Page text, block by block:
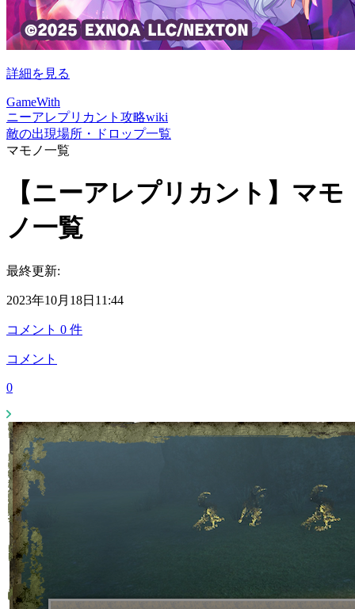
詳細を見る
GameWith
ニーアレプリカント攻略wiki
敵の出現場所・ドロップ一覧
マモノ一覧
【ニーアレプリカント】マモ
ノ一覧
最終更新:
2023年10月18日11:44
コメント 0 件
コメント
0